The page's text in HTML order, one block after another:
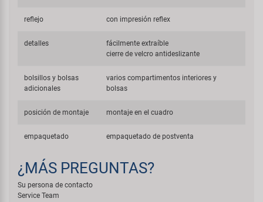
reflejo con impresión reflex
detalles
fácilmente extraíble
cierre de velcro antideslizante
bolsillos y bolsas
adicionales
varios compartimentos interiores y
bolsas
posición de montaje montaje en el cuadro
empaquetado empaquetado de postventa
¿MÁS PREGUNTAS?
Su persona de contacto
Service Team